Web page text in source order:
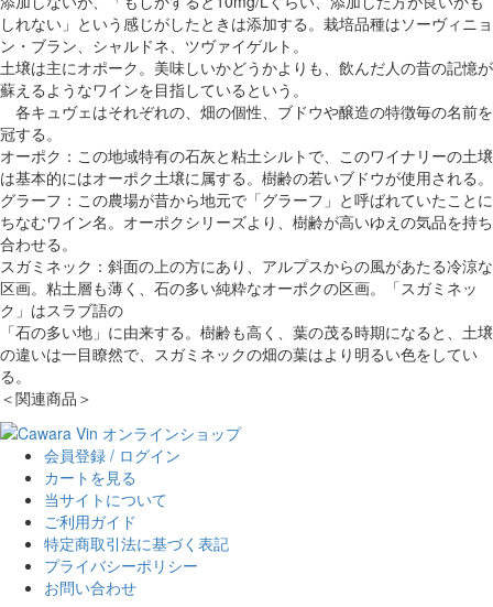
しれない」という感じがしたときは添加する。栽培品種はソーヴィニョ
ン・ブラン、シャルドネ、ツヴァイゲルト。
土壌は主にオポーク。美味しいかどうかよりも、飲んだ人の昔の記憶が
蘇えるようなワインを目指しているという。
各キュヴェはそれぞれの、畑の個性、ブドウや醸造の特徴毎の名前を
冠する。
オーポク：この地域特有の石灰と粘土シルトで、このワイナリーの土壌
は基本的にはオーポク土壌に属する。樹齢の若いブドウが使用される。
グラーフ：この農場が昔から地元で「グラーフ」と呼ばれていたことに
ちなむワイン名。オーポクシリーズより、樹齢が高いゆえの気品を持ち
合わせる。
スガミネック：斜面の上の方にあり、アルプスからの風があたる冷涼な
区画。粘土層も薄く、石の多い純粋なオーポクの区画。「スガミネッ
ク」はスラブ語の
「石の多い地」に由来する。樹齢も高く、葉の茂る時期になると、土壌
の違いは一目瞭然で、スガミネックの畑の葉はより明るい色をしてい
る。
＜関連商品＞
会員登録 / ログイン
カートを見る
当サイトについて
ご利用ガイド
特定商取引法に基づく表記
プライバシーポリシー
お問い合わせ